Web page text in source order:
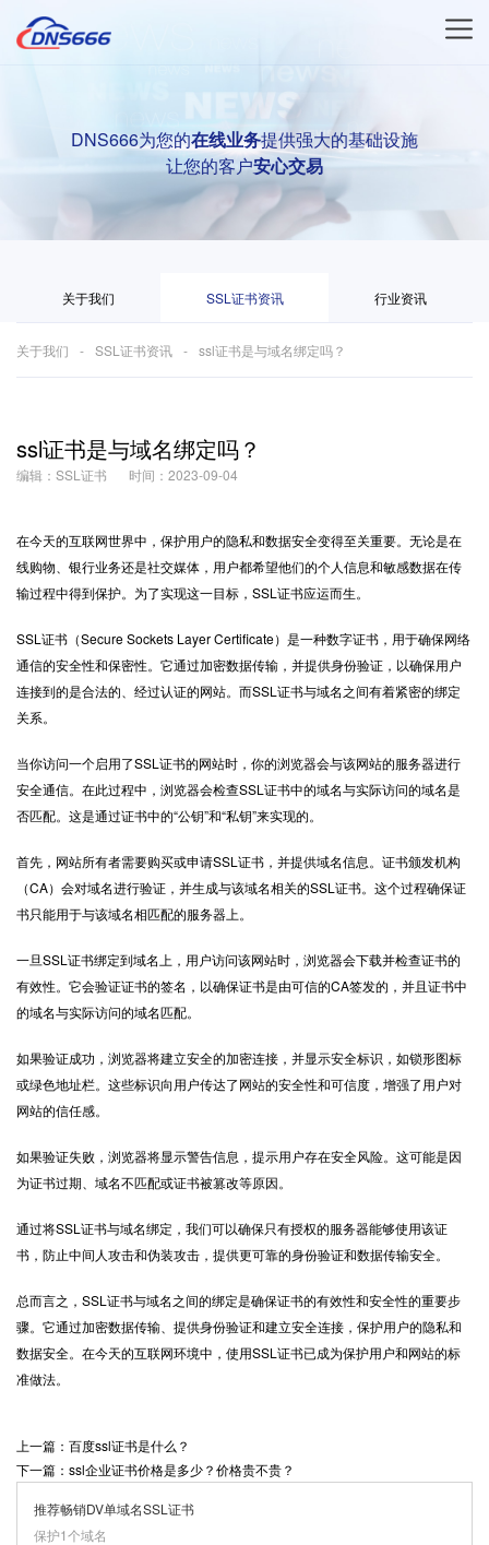
DNS666为您的在线业务提供强大的基础设施
让您的客户安心交易
关于我们 SSL证书资讯 行业资讯
关于我们 SSL证书资讯 ssl证书是与域名绑定吗？
ssl证书是与域名绑定吗？
编辑：SSL证书 时间：2023-09-04
在今天的互联网世界中，保护用户的隐私和数据安全变得至关重要。无论是在
线购物、银行业务还是社交媒体，用户都希望他们的个人信息和敏感数据在传
输过程中得到保护。为了实现这一目标， SSL证书应运而生。
SSL证书（Secure Sockets Layer Certificate）是一种数字证书，用于确保网络
通信的安全性和保密性。它通过加密数据传输，并提供身份验证，以确保用户
连接到的是合法的、经过认证的网站。而SSL证书与域名之间有着紧密的绑定
关系。
当你访问一个启用了SSL证书的网站时，你的浏览器会与该网站的服务器进行
安全通信。在此过程中，浏览器会检查SSL证书中的域名与实际访问的域名是
否匹配。这是通过证书中的“公钥”和“私钥”来实现的。
首先，网站所有者需要购买或申请SSL证书，并提供域名信息。证书颁发机构
（CA）会对域名进行验证，并生成与该域名相关的SSL证书。这个过程确保证
书只能用于与该域名相匹配的服务器上。
一旦SSL证书绑定到域名上，用户访问该网站时，浏览器会下载并检查证书的
有效性。它会验证证书的签名，以确保证书是由可信的CA签发的，并且证书中
的域名与实际访问的域名匹配。
如果验证成功，浏览器将建立安全的加密连接，并显示安全标识，如锁形图标
或绿色地址栏。这些标识向用户传达了网站的安全性和可信度，增强了用户对
网站的信任感。
如果验证失败，浏览器将显示警告信息，提示用户存在安全风险。这可能是因
为证书过期、域名不匹配或证书被篡改等原因。
通过将SSL证书与域名绑定，我们可以确保只有授权的服务器能够使用该证
书，防止中间人攻击和伪装攻击，提供更可靠的身份验证和数据传输安全。
总而言之，SSL证书与域名之间的绑定是确保证书的有效性和安全性的重要步
骤。它通过加密数据传输、提供身份验证和建立安全连接，保护用户的隐私和
数据安全。在今天的互联网环境中，使用SSL证书已成为保护用户和网站的标
准做法。
上一篇：百度ssl证书是什么？
下一篇：ssl企业证书价格是多少？价格贵不贵？
推荐畅销DV单域名SSL证书
保护1个域名